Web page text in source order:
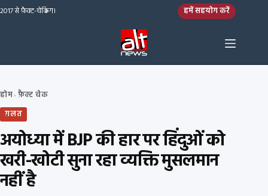
Skip to content
2017 से फ़ैक्ट-चेकिंग। हमें सहयोग करें
होम› फ़ैक्ट चेक
ग़लत
अयोध्या में BJP की हार पर हिंदुओं को
खरी-खोटी सुना रहा व्यक्ति मुसलमान
नहीं है